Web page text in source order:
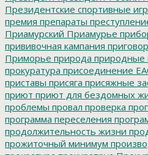
Президентские спортивные
премия препараты
Приамурский Приамурье
прививочная кампания приговор
Приморье природа природные
прокуратура присоединение
приставы присяга присяжные
приют приют для бездомных
проблемы провал проверка
программа переселения
продолжительность жизни
прожиточный минимум